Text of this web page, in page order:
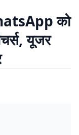
को
यूजर